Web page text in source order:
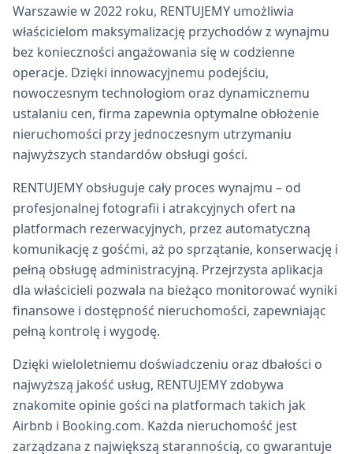
Warszawie w 2022 roku, RENTUJEMY umożliwia
właścicielom maksymalizację przychodów z wynajmu
bez konieczności angażowania się w codzienne
operacje. Dzięki innowacyjnemu podejściu,
nowoczesnym technologiom oraz dynamicznemu
ustalaniu cen, firma zapewnia optymalne obłożenie
nieruchomości przy jednoczesnym utrzymaniu
najwyższych standardów obsługi gości.
RENTUJEMY obsługuje cały proces wynajmu – od
profesjonalnej fotografii i atrakcyjnych ofert na
platformach rezerwacyjnych, przez automatyczną
komunikację z gośćmi, aż po sprzątanie, konserwację i
pełną obsługę administracyjną. Przejrzysta aplikacja
dla właścicieli pozwala na bieżąco monitorować wyniki
finansowe i dostępność nieruchomości, zapewniając
pełną kontrolę i wygodę.
Dzięki wieloletniemu doświadczeniu oraz dbałości o
najwyższą jakość usług, RENTUJEMY zdobywa
znakomite opinie gości na platformach takich jak
Airbnb i Booking.com. Każda nieruchomość jest
zarządzana z największą starannością, co gwarantuje